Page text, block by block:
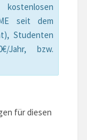
seit dem
Studenten
Jahr, bzw.
für diesen